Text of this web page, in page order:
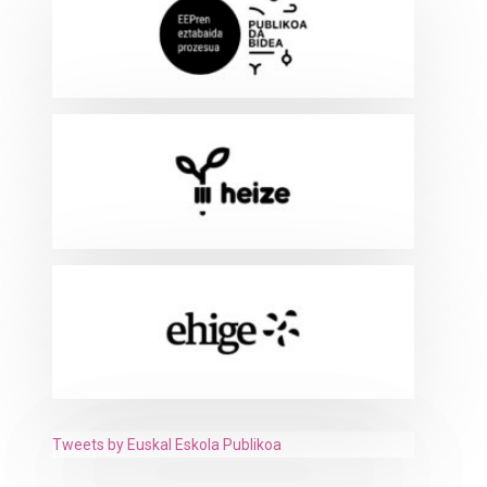
Tweets by Euskal Eskola Publikoa